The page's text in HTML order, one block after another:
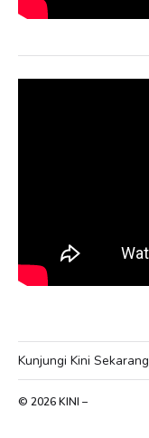
Kunjungi Kini Sekarang
© 2026KINI –